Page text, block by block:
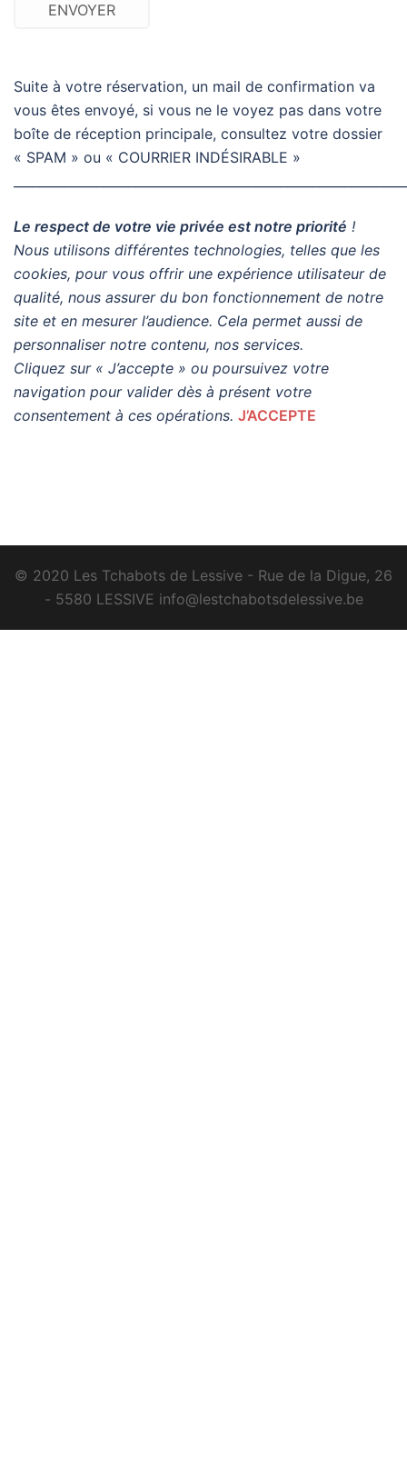
ENVOYER
Suite à votre réservation, un mail de confirmation va
vous êtes envoyé, si vous ne le voyez pas dans votre
boîte de réception principale, consultez votre dossier
« SPAM » ou « COURRIER INDÉSIRABLE »
Le respect de votre vie privée est notre priorité !
Nous utilisons différentes technologies, telles que les
cookies, pour vous offrir une expérience utilisateur de
qualité, nous assurer du bon fonctionnement de notre
site et en mesurer l’audience. Cela permet aussi de
personnaliser notre contenu, nos services.
Cliquez sur « J’accepte » ou poursuivez votre
navigation pour valider dès à présent votre
consentement à ces opérations. J’ACCEPTE
© 2020 Les Tchabots de Lessive - Rue de la Digue, 26
- 5580 LESSIVE info@lestchabotsdelessive.be